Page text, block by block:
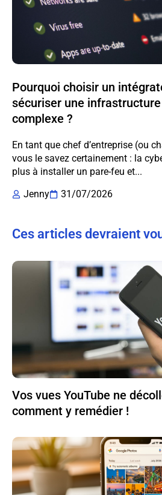
Pourquoi choisir un
sécuriser une
complexe ?
En tant que chef d’entreprise (ou
vous le savez certainement : la
plus à installer un pare-feu et...
Jenny
31/07/2026
Ces articles devraient
Vos vues YouTube ne
comment y remédier !